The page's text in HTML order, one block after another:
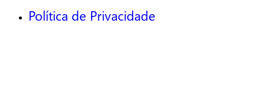
Política de Privacidade